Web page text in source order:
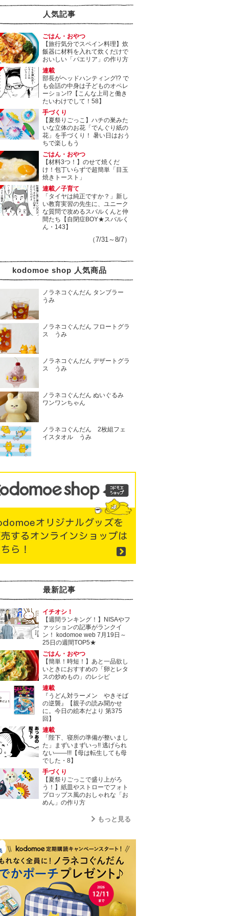
人気記事
ごはん・おやつ
【旅行気分でスペイン料理】炊
飯器に材料を入れて炊くだけで
おいしい「パエリア」の作り方
連載
部長がヘッドハンティング!? で
も会話の中身は子どものオペレ
ーション!?【こんな上司と働き
たいわけでして！58】
手づくり
【夏祭りごっこ】ハチの巣みた
いな立体のお花「でんぐり紙の
花」を手づくり！ 暑い日はおう
ちで楽しもう
ごはん・おやつ
【材料3つ！】のせて焼くだ
け！包丁いらずで超簡単「目玉
焼きトースト」
連載／子育て
「タイヤは純正ですか？」新し
い教育実習の先生に、ユニーク
な質問で攻めるスバルくんと仲
間たち【自閉症BOY★スバルく
ん・143】
（7/31～8/7）
kodomoe shop 人気商品
ノラネコぐんだん タンブラー
うみ
ノラネコぐんだん フロートグラ
ス うみ
ノラネコぐんだん デザートグラ
ス うみ
ノラネコぐんだん ぬいぐるみ
ワンワンちゃん
ノラネコぐんだん 2枚組フェ
イスタオル うみ
最新記事
イチオシ！
【週間ランキング！】NISAやフ
ァッションの記事がランクイ
ン！ kodomoe web 7月19日～
25日の週間TOP5★
ごはん・おやつ
【簡単！時短！】あと一品欲し
いときにおすすめの「卵とレタ
スの炒めもの」のレシピ
連載
『うどん対ラーメン やきそば
の逆襲』【親子の読み聞かせ
に。今日の絵本だより 第375
回】
連載
「陛下、寝所の準備が整いまし
た」まずいまずいっ!! 逃げられ
ない――!!!【母は転生しても母
でした・8】
手づくり
【夏祭りごっこで盛り上がろ
う！】紙皿やストローでフォト
プロップス風のおしゃれな「お
めん」の作り方
もっと見る